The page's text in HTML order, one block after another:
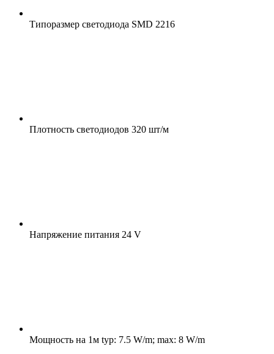
Типоразмер светодиода SMD 2216
Плотность светодиодов 320 шт/м
Напряжение питания 24 V
Мощность на 1м typ: 7.5 W/m; max: 8 W/m